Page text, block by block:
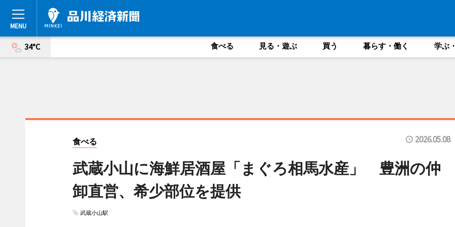
34°C 食べる 見る・遊ぶ 買う 暮らす・働く 学ぶ
食べる 2026.05.08
武蔵小山に海鮮居酒屋「まぐろ相馬水産」 豊洲の仲
卸直営、希少部位を提供
武蔵小山駅